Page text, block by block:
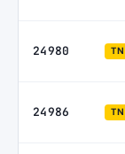
24980 TN
24986 TN